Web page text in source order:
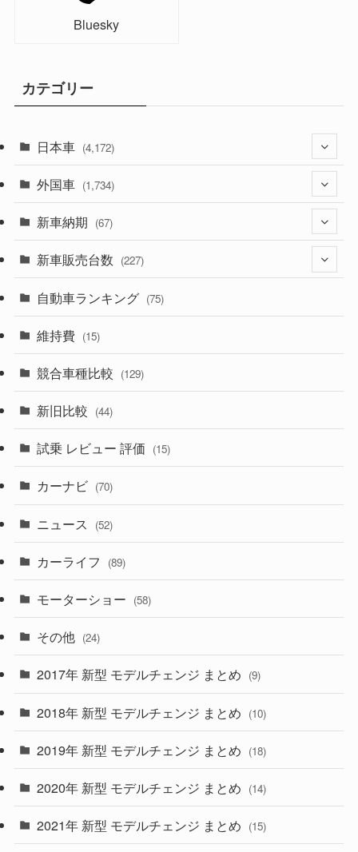
Bluesky
カテゴリー
日本車 (4,172)
(1,321)
(329)
(525)
(357)
(328)
(194)
(230)
(253)
外国車 (1,734)
(242)
(85)
(84)
(14)
(222)
(50)
(43)
(6)
(9)
(4)
(30)
(27)
(58)
(28)
(27)
(26)
(33)
(10)
(35)
(10)
新車納期 (67)
(28)
(8)
(3)
(3)
(5)
(1)
新車販売台数 (227)
(21)
(5)
(7)
(5)
自動車ランキング (75)
維持費 (15)
競合車種比較 (129)
新旧比較 (44)
試乗 レビュー 評価 (15)
カーナビ (70)
ニュース (52)
カーライフ (89)
モーターショー (58)
その他 (24)
2017年 新型 モデルチェンジ まとめ (9)
2018年 新型 モデルチェンジ まとめ (10)
2019年 新型 モデルチェンジ まとめ (18)
2020年 新型 モデルチェンジ まとめ (14)
2021年 新型 モデルチェンジ まとめ (15)